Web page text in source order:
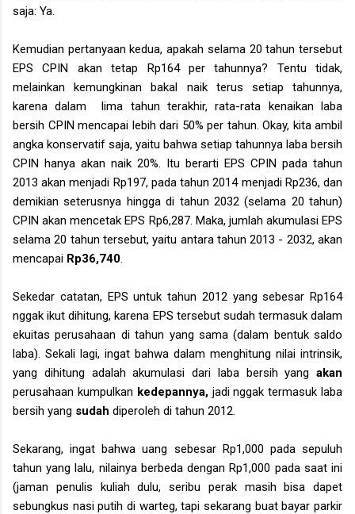
saja: Ya.
Kemudian pertanyaan kedua, apakah selama 20 tahun tersebut
EPS CPIN akan tetap Rp164 per tahunnya? Tentu tidak,
melainkan kemungkinan bakal naik terus setiap tahunnya,
karena dalam lima tahun terakhir, rata-rata kenaikan laba
bersih CPIN mencapai lebih dari 50% per tahun. Okay, kita ambil
angka konservatif saja, yaitu bahwa setiap tahunnya laba bersih
CPIN hanya akan naik 20%. Itu berarti EPS CPIN pada tahun
2013 akan menjadi Rp197, pada tahun 2014 menjadi Rp236, dan
demikian seterusnya hingga di tahun 2032 (selama 20 tahun)
CPIN akan mencetak EPS Rp6,287. Maka, jumlah akumulasi EPS
selama 20 tahun tersebut, yaitu antara tahun 2013 - 2032, akan
mencapai Rp36,740
Sekedar catatan, EPS untuk tahun 2012 yang sebesar Rp164
nggak ikut dihitung, karena EPS tersebut sudah termasuk dalam
ekuitas perusahaan di tahun yang sama (dalam bentuk saldo
laba). Sekali lagi, ingat bahwa dalam menghitung nilai intrinsik,
yang dihitung adalah akumulasi dari laba bersih yang akan
perusahaan kumpulkan kedepannya,jadi nggak termasuk laba
bersih yang sudah diperoleh di tahun 2012.
Sekarang, ingat bahwa uang sebesar Rp1,000 pada sepuluh
tahun yang lalu, nilainya berbeda dengan Rp1,000 pada saat ini
(jaman penulis kuliah dulu, seribu perak masih bisa dapet
sebungkus nasi putih di warteg, tapi sekarang buat bayar parkir